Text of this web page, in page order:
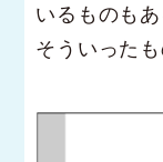
いるものもあ
そういった